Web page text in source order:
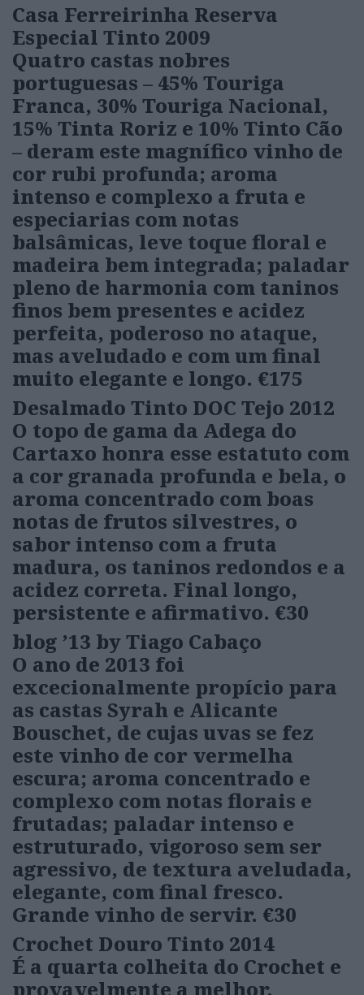
Casa Ferreirinha Reserva
Especial Tinto 2009
Quatro castas nobres
portuguesas – 45% Touriga
Franca, 30% Touriga Nacional,
15% Tinta Roriz e 10% Tinto Cão
– deram este magnífico vinho de
cor rubi profunda; aroma
intenso e complexo a fruta e
especiarias com notas
balsâmicas, leve toque floral e
madeira bem integrada; paladar
pleno de harmonia com taninos
finos bem presentes e acidez
perfeita, poderoso no ataque,
mas aveludado e com um final
muito elegante e longo. €175
Desalmado Tinto DOC Tejo 2012
O topo de gama da Adega do
Cartaxo honra esse estatuto com
a cor granada profunda e bela, o
aroma concentrado com boas
notas de frutos silvestres, o
sabor intenso com a fruta
madura, os taninos redondos e a
acidez correta. Final longo,
persistente e afirmativo. €30
blog ’13 by Tiago Cabaço
O ano de 2013 foi
excecionalmente propício para
as castas Syrah e Alicante
Bouschet, de cujas uvas se fez
este vinho de cor vermelha
escura; aroma concentrado e
complexo com notas florais e
frutadas; paladar intenso e
estruturado, vigoroso sem ser
agressivo, de textura aveludada,
elegante, com final fresco.
Grande vinho de servir. €30
Crochet Douro Tinto 2014
É a quarta colheita do Crochet e
provavelmente a melhor,